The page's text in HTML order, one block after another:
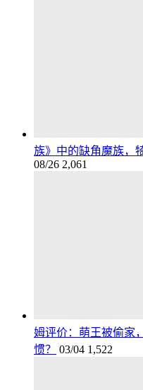
族》中的缺角魔族，
08/26 2,061
姆评价：萌王被偷家
惯？
03/04 1,522